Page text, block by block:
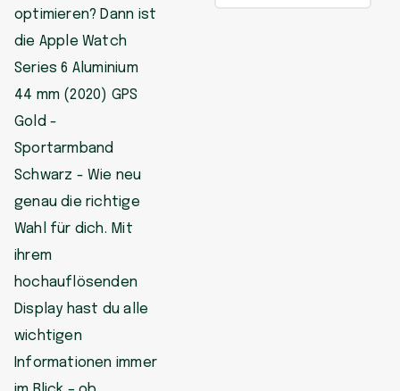
optimieren? Dann ist
die Apple Watch
Series 6 Aluminium
44 mm (2020) GPS
Gold -
Sportarmband
Schwarz - Wie neu
genau die richtige
Wahl für dich. Mit
ihrem
hochauflösenden
Display hast du alle
wichtigen
Informationen immer